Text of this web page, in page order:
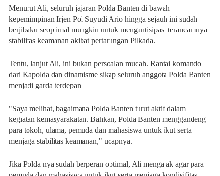
Menurut Ali, seluruh jajaran Polda Banten di bawah
kepemimpinan Irjen Pol Suyudi Ario hingga sejauh ini sudah
berjibaku seoptimal mungkin untuk mengantisipasi terancamnya
stabilitas keamanan akibat pertarungan Pilkada.
Tentu, lanjut Ali, ini bukan persoalan mudah. Rantai komando
dari Kapolda dan dinamisme sikap seluruh anggota Polda Banten
menjadi garda terdepan.
"Saya melihat, bagaimana Polda Banten turut aktif dalam
kegiatan kemasyarakatan. Bahkan, Polda Banten menggandeng
para tokoh, ulama, pemuda dan mahasiswa untuk ikut serta
menjaga stabilitas keamanan," ucapnya.
Jika Polda nya sudah berperan optimal, Ali mengajak agar para